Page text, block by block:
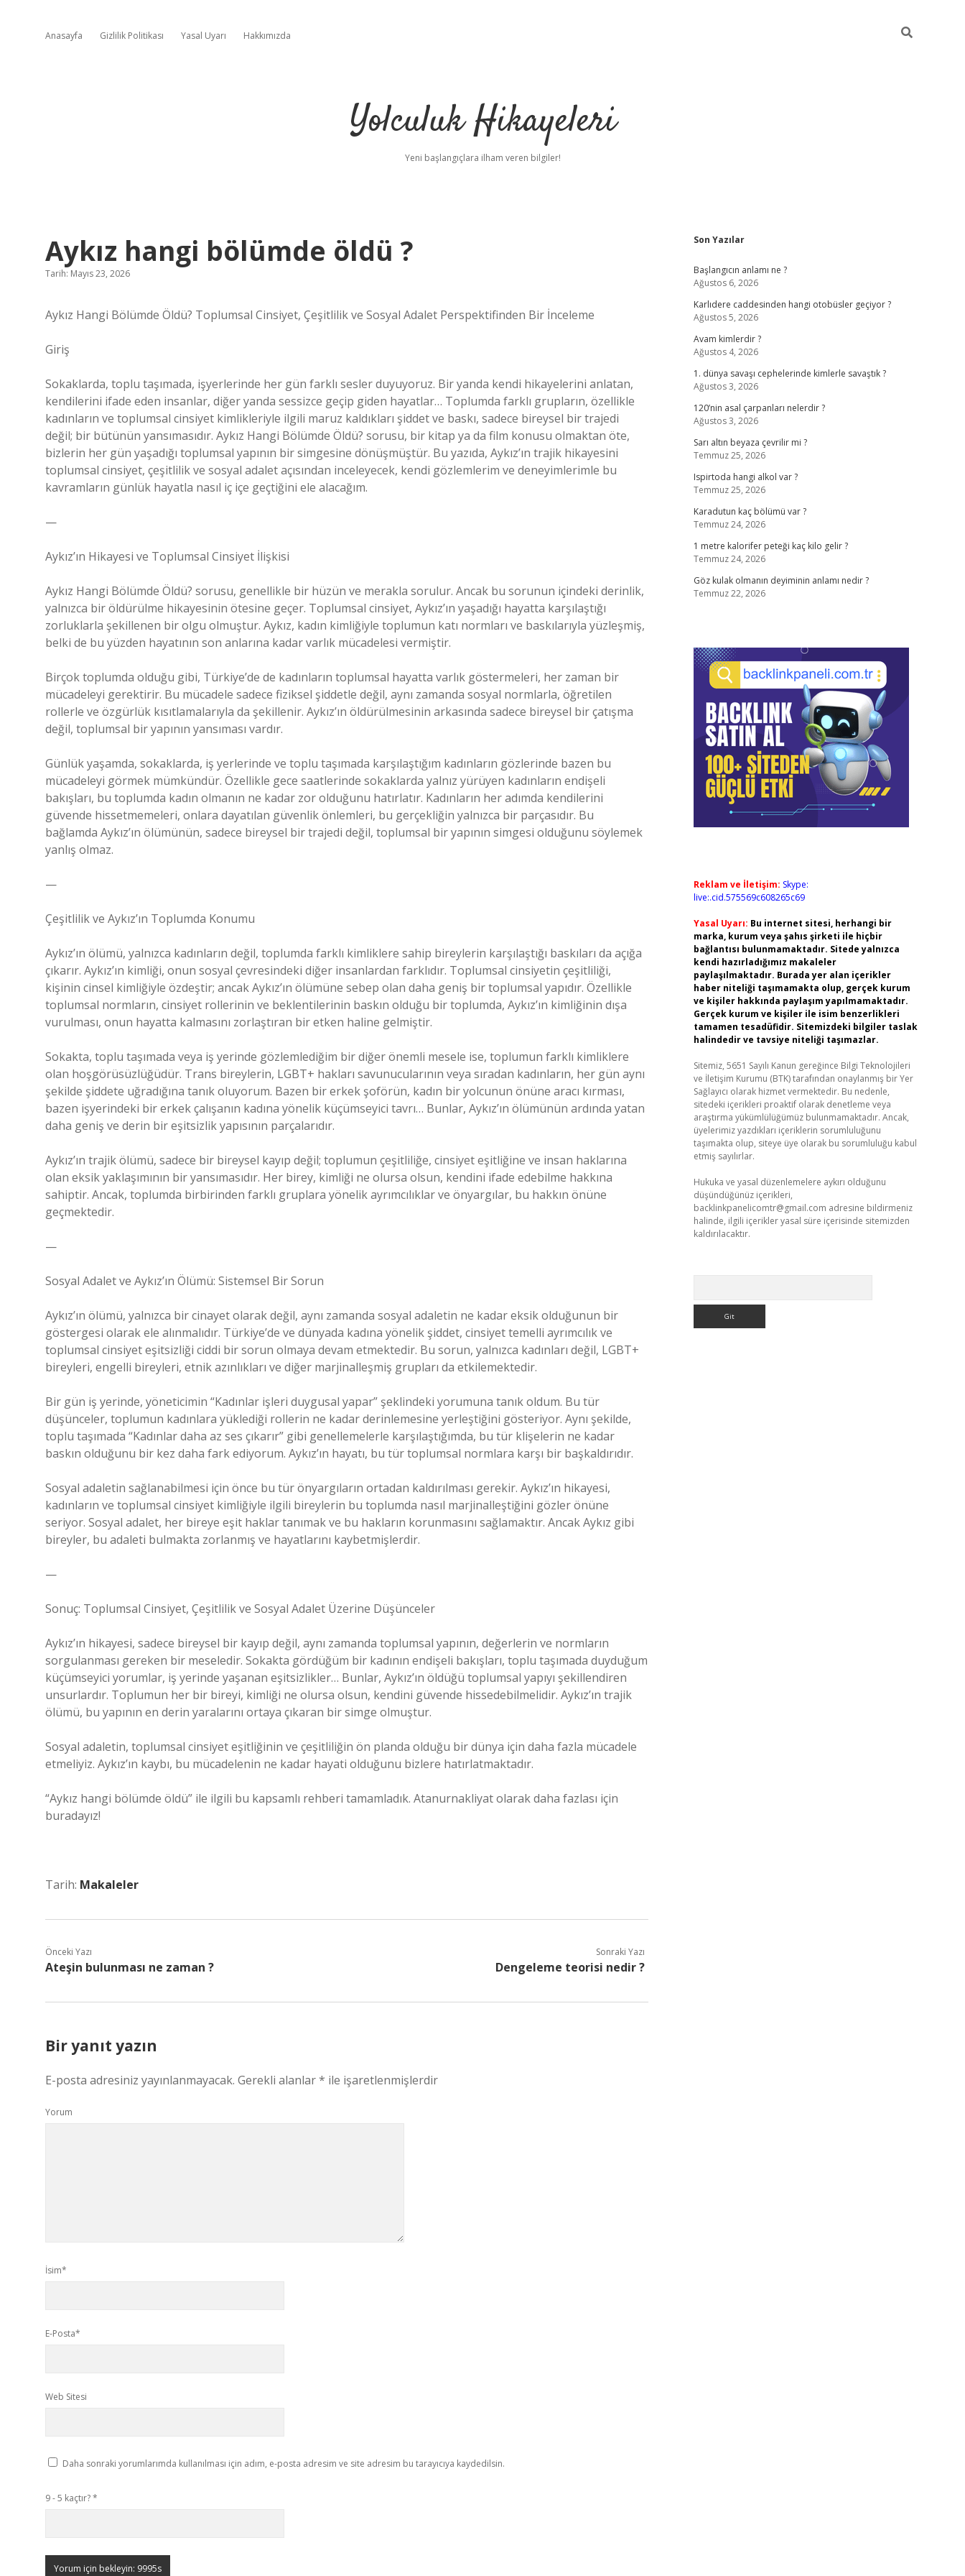
Anasayfa Gizlilik Politikası Yasal Uyarı Hakkımızda
Yolculuk Hikayeleri
Yeni başlangıçlara ilham veren bilgiler!
Aykız hangi bölümde öldü ?
Tarih: Mayıs 23, 2026
Aykız Hangi Bölümde Öldü? Toplumsal Cinsiyet, Çeşitlilik ve Sosyal Adalet Perspektifinden Bir İnceleme
Giriş
Sokaklarda, toplu taşımada, işyerlerinde her gün farklı sesler duyuyoruz. Bir yanda kendi hikayelerini anlatan,
kendilerini ifade eden insanlar, diğer yanda sessizce geçip giden hayatlar… Toplumda farklı grupların, özellikle
kadınların ve toplumsal cinsiyet kimlikleriyle ilgili maruz kaldıkları şiddet ve baskı, sadece bireysel bir trajedi
değil; bir bütünün yansımasıdır. Aykız Hangi Bölümde Öldü? sorusu, bir kitap ya da film konusu olmaktan öte,
bizlerin her gün yaşadığı toplumsal yapının bir simgesine dönüşmüştür. Bu yazıda, Aykız’ın trajik hikayesini
toplumsal cinsiyet, çeşitlilik ve sosyal adalet açısından inceleyecek, kendi gözlemlerim ve deneyimlerimle bu
kavramların günlük hayatla nasıl iç içe geçtiğini ele alacağım.
—
Aykız’ın Hikayesi ve Toplumsal Cinsiyet İlişkisi
Aykız Hangi Bölümde Öldü? sorusu, genellikle bir hüzün ve merakla sorulur. Ancak bu sorunun içindeki derinlik,
yalnızca bir öldürülme hikayesinin ötesine geçer. Toplumsal cinsiyet, Aykız’ın yaşadığı hayatta karşılaştığı
zorluklarla şekillenen bir olgu olmuştur. Aykız, kadın kimliğiyle toplumun katı normları ve baskılarıyla yüzleşmiş,
belki de bu yüzden hayatının son anlarına kadar varlık mücadelesi vermiştir.
Birçok toplumda olduğu gibi, Türkiye’de de kadınların toplumsal hayatta varlık göstermeleri, her zaman bir
mücadeleyi gerektirir. Bu mücadele sadece fiziksel şiddetle değil, aynı zamanda sosyal normlarla, öğretilen
rollerle ve özgürlük kısıtlamalarıyla da şekillenir. Aykız’ın öldürülmesinin arkasında sadece bireysel bir çatışma
değil, toplumsal bir yapının yansıması vardır.
Günlük yaşamda, sokaklarda, iş yerlerinde ve toplu taşımada karşılaştığım kadınların gözlerinde bazen bu
mücadeleyi görmek mümkündür. Özellikle gece saatlerinde sokaklarda yalnız yürüyen kadınların endişeli
bakışları, bu toplumda kadın olmanın ne kadar zor olduğunu hatırlatır. Kadınların her adımda kendilerini
güvende hissetmemeleri, onlara dayatılan güvenlik önlemleri, bu gerçekliğin yalnızca bir parçasıdır. Bu
bağlamda Aykız’ın ölümünün, sadece bireysel bir trajedi değil, toplumsal bir yapının simgesi olduğunu söylemek
yanlış olmaz.
—
Çeşitlilik ve Aykız’ın Toplumda Konumu
Aykız’ın ölümü, yalnızca kadınların değil, toplumda farklı kimliklere sahip bireylerin karşılaştığı baskıları da açığa
çıkarır. Aykız’ın kimliği, onun sosyal çevresindeki diğer insanlardan farklıdır. Toplumsal cinsiyetin çeşitliliği,
kişinin cinsel kimliğiyle özdeştir; ancak Aykız’ın ölümüne sebep olan daha geniş bir toplumsal yapıdır. Özellikle
toplumsal normların, cinsiyet rollerinin ve beklentilerinin baskın olduğu bir toplumda, Aykız’ın kimliğinin dışa
vurulması, onun hayatta kalmasını zorlaştıran bir etken haline gelmiştir.
Sokakta, toplu taşımada veya iş yerinde gözlemlediğim bir diğer önemli mesele ise, toplumun farklı kimliklere
olan hoşgörüsüzlüğüdür. Trans bireylerin, LGBT+ hakları savunucularının veya sıradan kadınların, her gün aynı
şekilde şiddete uğradığına tanık oluyorum. Bazen bir erkek şoförün, kadın bir yolcunun önüne aracı kırması,
bazen işyerindeki bir erkek çalışanın kadına yönelik küçümseyici tavrı… Bunlar, Aykız’ın ölümünün ardında yatan
daha geniş ve derin bir eşitsizlik yapısının parçalarıdır.
Aykız’ın trajik ölümü, sadece bir bireysel kayıp değil; toplumun çeşitliliğe, cinsiyet eşitliğine ve insan haklarına
olan eksik yaklaşımının bir yansımasıdır. Her birey, kimliği ne olursa olsun, kendini ifade edebilme hakkına
sahiptir. Ancak, toplumda birbirinden farklı gruplara yönelik ayrımcılıklar ve önyargılar, bu hakkın önüne
geçmektedir.
—
Sosyal Adalet ve Aykız’ın Ölümü: Sistemsel Bir Sorun
Aykız’ın ölümü, yalnızca bir cinayet olarak değil, aynı zamanda sosyal adaletin ne kadar eksik olduğunun bir
göstergesi olarak ele alınmalıdır. Türkiye’de ve dünyada kadına yönelik şiddet, cinsiyet temelli ayrımcılık ve
toplumsal cinsiyet eşitsizliği ciddi bir sorun olmaya devam etmektedir. Bu sorun, yalnızca kadınları değil, LGBT+
bireyleri, engelli bireyleri, etnik azınlıkları ve diğer marjinalleşmiş grupları da etkilemektedir.
Bir gün iş yerinde, yöneticimin “Kadınlar işleri duygusal yapar” şeklindeki yorumuna tanık oldum. Bu tür
düşünceler, toplumun kadınlara yüklediği rollerin ne kadar derinlemesine yerleştiğini gösteriyor. Aynı şekilde,
toplu taşımada “Kadınlar daha az ses çıkarır” gibi genellemelerle karşılaştığımda, bu tür klişelerin ne kadar
baskın olduğunu bir kez daha fark ediyorum. Aykız’ın hayatı, bu tür toplumsal normlara karşı bir başkaldırıdır.
Sosyal adaletin sağlanabilmesi için önce bu tür önyargıların ortadan kaldırılması gerekir. Aykız’ın hikayesi,
kadınların ve toplumsal cinsiyet kimliğiyle ilgili bireylerin bu toplumda nasıl marjinalleştiğini gözler önüne
seriyor. Sosyal adalet, her bireye eşit haklar tanımak ve bu hakların korunmasını sağlamaktır. Ancak Aykız gibi
bireyler, bu adaleti bulmakta zorlanmış ve hayatlarını kaybetmişlerdir.
—
Sonuç: Toplumsal Cinsiyet, Çeşitlilik ve Sosyal Adalet Üzerine Düşünceler
Aykız’ın hikayesi, sadece bireysel bir kayıp değil, aynı zamanda toplumsal yapının, değerlerin ve normların
sorgulanması gereken bir meseledir. Sokakta gördüğüm bir kadının endişeli bakışları, toplu taşımada duyduğum
küçümseyici yorumlar, iş yerinde yaşanan eşitsizlikler… Bunlar, Aykız’ın öldüğü toplumsal yapıyı şekillendiren
unsurlardır. Toplumun her bir bireyi, kimliği ne olursa olsun, kendini güvende hissedebilmelidir. Aykız’ın trajik
ölümü, bu yapının en derin yaralarını ortaya çıkaran bir simge olmuştur.
Sosyal adaletin, toplumsal cinsiyet eşitliğinin ve çeşitliliğin ön planda olduğu bir dünya için daha fazla mücadele
etmeliyiz. Aykız’ın kaybı, bu mücadelenin ne kadar hayati olduğunu bizlere hatırlatmaktadır.
“Aykız hangi bölümde öldü” ile ilgili bu kapsamlı rehberi tamamladık. Atanurnakliyat olarak daha fazlası için
buradayız!
Tarih: Makaleler
Önceki Yazı
Ateşin bulunması ne zaman ?
Sonraki Yazı
Dengeleme teorisi nedir ?
Bir yanıt yazın
E-posta adresiniz yayınlanmayacak. Gerekli alanlar* ile işaretlenmişlerdir
Yorum
İsim*
E-Posta*
Web Sitesi
Daha sonraki yorumlarımda kullanılması için adım, e-posta adresim ve site adresim bu tarayıcıya kaydedilsin.
9 - 5 kaçtır?*
Sidebar
Son Yazılar
Başlangıcın anlamı ne ?
Ağustos 6, 2026
Karlıdere caddesinden hangi otobüsler geçiyor ?
Ağustos 5, 2026
Avam kimlerdir ?
Ağustos 4, 2026
1. dünya savaşı cephelerinde kimlerle savaştık ?
Ağustos 3, 2026
120’nin asal çarpanları nelerdir ?
Ağustos 3, 2026
Sarı altın beyaza çevrilir mi ?
Temmuz 25, 2026
Ispirtoda hangi alkol var ?
Temmuz 25, 2026
Karadutun kaç bölümü var ?
Temmuz 24, 2026
1 metre kalorifer peteği kaç kilo gelir ?
Temmuz 24, 2026
Göz kulak olmanın deyiminin anlamı nedir ?
Temmuz 22, 2026
Reklam ve İletişim: Skype:
live:.cid.575569c608265c69
Yasal Uyarı: Bu internet sitesi, herhangi bir
marka, kurum veya şahıs şirketi ile hiçbir
bağlantısı bulunmamaktadır. Sitede yalnızca
kendi hazırladığımız makaleler
paylaşılmaktadır. Burada yer alan içerikler
haber niteliği taşımamakta olup, gerçek kurum
ve kişiler hakkında paylaşım yapılmamaktadır.
Gerçek kurum ve kişiler ile isim benzerlikleri
tamamen tesadüfidir. Sitemizdeki bilgiler taslak
halindedir ve tavsiye niteliği taşımazlar.
Sitemiz, 5651 Sayılı Kanun gereğince Bilgi Teknolojileri
ve İletişim Kurumu (BTK) tarafından onaylanmış bir Yer
Sağlayıcı olarak hizmet vermektedir. Bu nedenle,
sitedeki içerikleri proaktif olarak denetleme veya
araştırma yükümlülüğümüz bulunmamaktadır. Ancak,
üyelerimiz yazdıkları içeriklerin sorumluluğunu
taşımakta olup, siteye üye olarak bu sorumluluğu kabul
etmiş sayılırlar.
Hukuka ve yasal düzenlemelere aykırı olduğunu
düşündüğünüz içerikleri,
backlinkpanelicomtr@gmail.com adresine bildirmeniz
halinde, ilgili içerikler yasal süre içerisinde sitemizden
kaldırılacaktır.
betexper giriş